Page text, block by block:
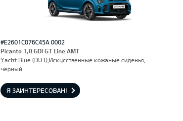
#E2601C076C45A 0002
Picanto 1,0 GDI GT Line AMT
Yacht Blue (DU3),Искусственные кожаные сиденья,
черный
Я ЗАИНТЕРЕСОВАН!